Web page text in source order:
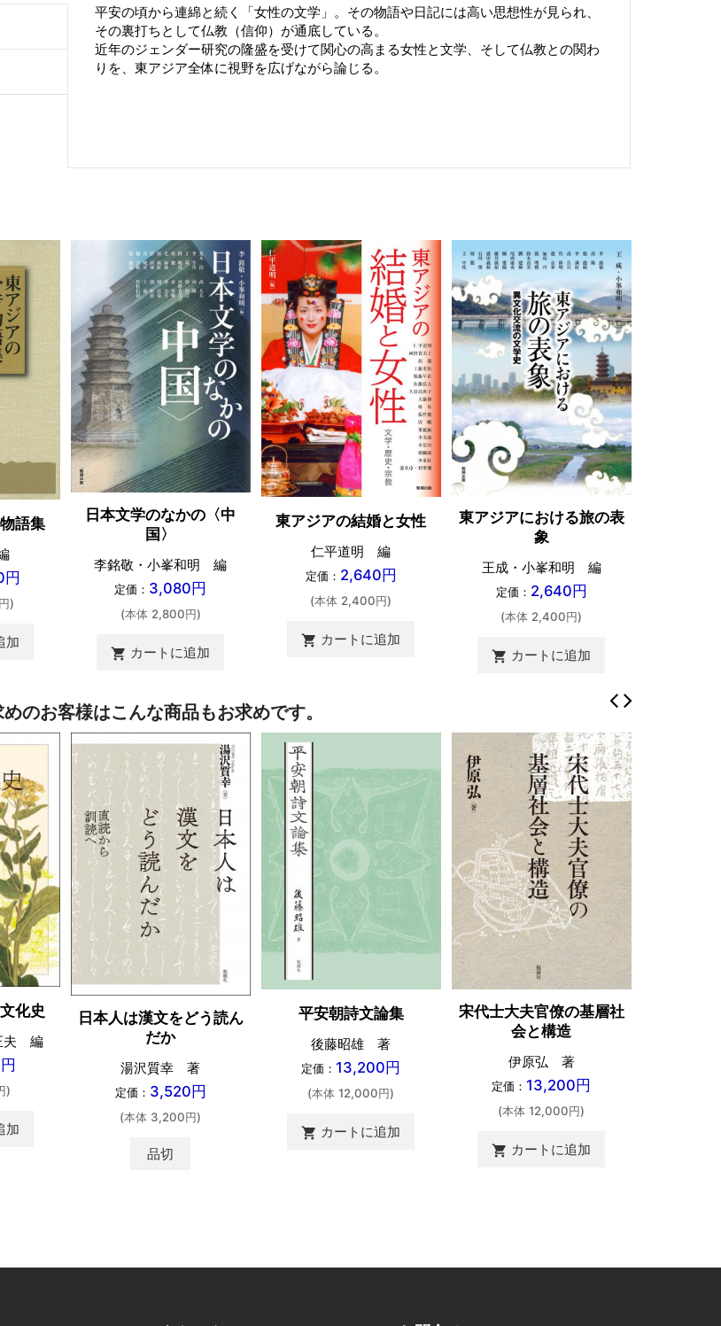
平安の頃から連綿と続く「女性の文学」。その物語や日記には高い思想性が見られ、
その裏打ちとして仏教（信仰）が通底している。
近年のジェンダー研究の隆盛を受けて関心の高まる女性と文学、そして仏教との関わ
りを、東アジア全体に視野を広げながら論じる。
語集
円
)
加
日本文学のなかの〈中
国〉
李銘敬・小峯和明 編
定価： 3,080円
(本体 2,800円)
shopping_cart カートに追加
東アジアの結婚と女性
仁平道明 編
定価： 2,640円
(本体 2,400円)
shopping_cart カートに追加
東アジアにおける旅の表
象
王成・小峯和明 編
定価： 2,640円
(本体 2,400円)
shopping_cart カートに追加
のお客様はこんな商品もお求めです。
化史
夫 編
)
加
日本人は漢文をどう読ん
だか
湯沢質幸 著
定価： 3,520円
(本体 3,200円)
品切
平安朝詩文論集
後藤昭雄 著
定価： 13,200円
(本体 12,000円)
shopping_cart カートに追加
宋代士大夫官僚の基層社
会と構造
伊原弘 著
定価： 13,200円
(本体 12,000円)
shopping_cart カートに追加